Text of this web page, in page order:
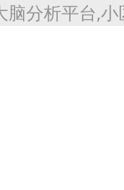
脑分析平台,